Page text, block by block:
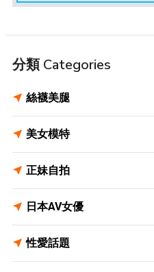
分類 Categories
絲襪美腿
美女模特
正妹自拍
日本AV女優
性愛話題